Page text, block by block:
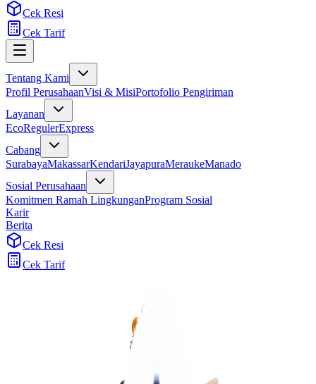
Cek Resi
Cek Tarif
Tentang Kami
Profil PerusahaanVisi & MisiPortofolio Pengiriman
Layanan
EcoRegulerExpress
Cabang
SurabayaMakassarKendariJayapuraMeraukeManado
Sosial Perusahaan
Komitmen Ramah LingkunganProgram Sosial
Karir
Berita
Cek Resi
Cek Tarif